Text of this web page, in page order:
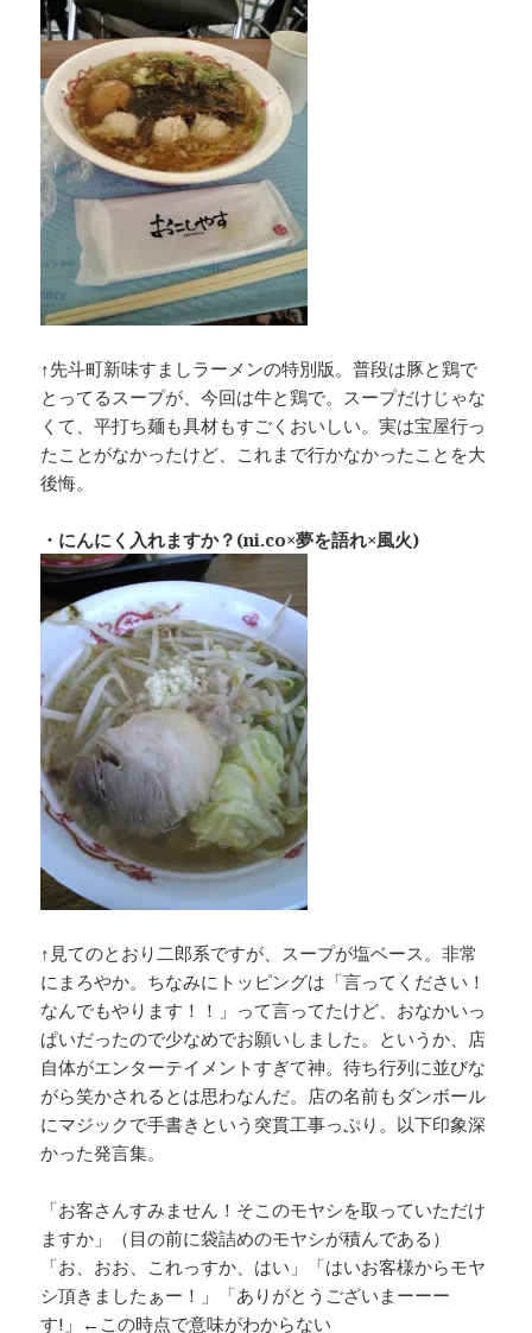
↑先斗町新味すましラーメンの特別版。普段は豚と鶏で
とってるスープが、今回は牛と鶏で。スープだけじゃな
くて、平打ち麺も具材もすごくおいしい。実は宝屋行っ
たことがなかったけど、これまで行かなかったことを大
後悔。
・にんにく入れますか？(ni.co×夢を語れ×風火)
↑見てのとおり二郎系ですが、スープが塩ベース。非常
にまろやか。ちなみにトッピングは「言ってください！
なんでもやります！！」って言ってたけど、おなかいっ
ぱいだったので少なめでお願いしました。というか、店
自体がエンターテイメントすぎて神。待ち行列に並びな
がら笑かされるとは思わなんだ。店の名前もダンボール
にマジックで手書きという突貫工事っぷり。以下印象深
かった発言集。
「お客さんすみません！そこのモヤシを取っていただけ
ますか」（目の前に袋詰めのモヤシが積んである）
「お、おお、これっすか、はい」「はいお客様からモヤ
シ頂きましたぁー！」「ありがとうございまーーー
す!」←この時点で意味がわからない